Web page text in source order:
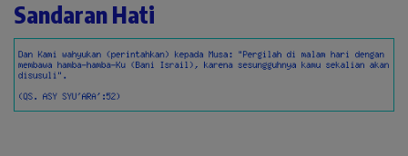
Sandaran Hati